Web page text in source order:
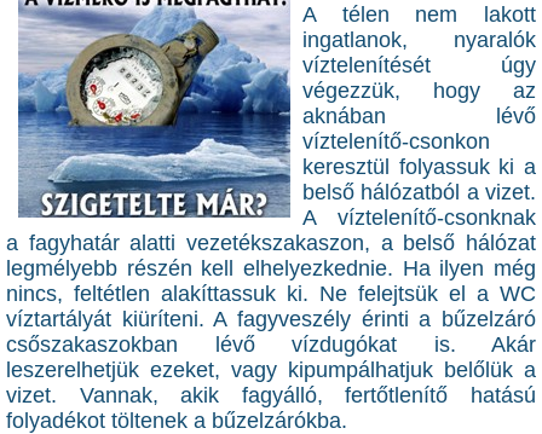
A télen nem lakott
ingatlanok, nyaralók
víztelenítését úgy
végezzük, hogy az
aknában lévő
víztelenítő-csonkon
keresztül folyassuk ki a
belső hálózatból a vizet.
A víztelenítő-csonknak
a fagyhatár alatti vezetékszakaszon, a belső hálózat
legmélyebb részén kell elhelyezkednie. Ha ilyen még
nincs, feltétlen alakíttassuk ki. Ne felejtsük el a WC
víztartályát kiüríteni. A fagyveszély érinti a bűzelzáró
csőszakaszokban lévő vízdugókat is. Akár
leszerelhetjük ezeket, vagy kipumpálhatjuk belőlük a
vizet. Vannak, akik fagyálló, fertőtlenítő hatású
folyadékot töltenek a bűzelzárókba.